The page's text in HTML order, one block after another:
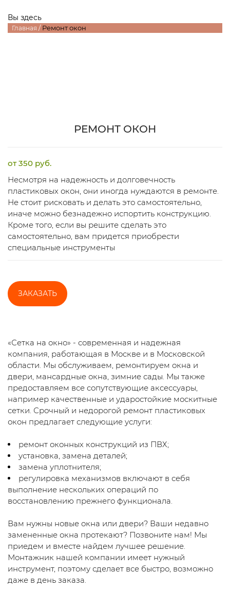
Вы здесь
Главная / Ремонт окон
РЕМОНТ ОКОН
от 350 руб.
Несмотря на надежность и долговечность
пластиковых окон, они иногда нуждаются в ремонте.
Не стоит рисковать и делать это самостоятельно,
иначе можно безнадежно испортить конструкцию.
Кроме того, если вы решите сделать это
самостоятельно, вам придется приобрести
специальные инструменты
ЗАКАЗАТЬ
«Сетка на окно» - современная и надежная
компания, работающая в Москве и в Московской
области. Мы обслуживаем, ремонтируем окна и
двери, мансардные окна, зимние сады. Мы также
предоставляем все сопутствующие аксессуары,
например качественные и ударостойкие москитные
сетки. Срочный и недорогой ремонт пластиковых
окон предлагает следующие услуги:
ремонт оконных конструкций из ПВХ;
установка, замена деталей;
замена уплотнителя;
регулировка механизмов включают в себя
выполнение нескольких операций по
восстановлению прежнего функционала.
Вам нужны новые окна или двери? Ваши недавно
замененные окна протекают? Позвоните нам! Мы
приедем и вместе найдем лучшее решение.
Монтажник нашей компании имеет нужный
инструмент, поэтому сделает все быстро, возможно
даже в день заказа.